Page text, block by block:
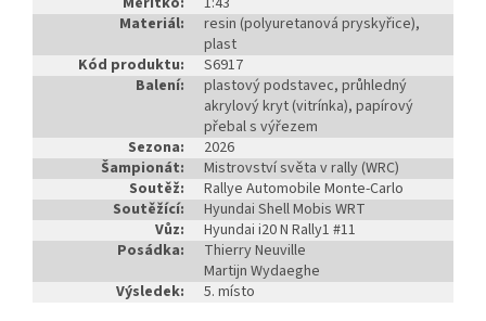
Materiál:
resin (polyuretanová pryskyřice),
plast
Kód produktu:
S6917
Balení:
plastový podstavec, průhledný
akrylový kryt (vitrínka), papírový
přebal s výřezem
Sezona:
2026
Šampionát:
Mistrovství světa v rally (WRC)
Soutěž:
Rallye Automobile Monte-Carlo
Soutěžící:
Hyundai Shell Mobis WRT
Vůz:
Hyundai i20 N Rally1 #11
Posádka:
Thierry Neuville
Martijn Wydaeghe
Výsledek:
5. místo